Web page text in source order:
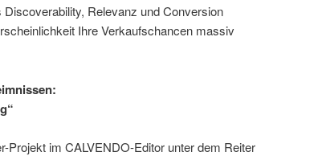
Relevanz und Conversion
Ihre Verkaufschancen massiv
Projekt im CALVENDO-Editor unter dem Reiter